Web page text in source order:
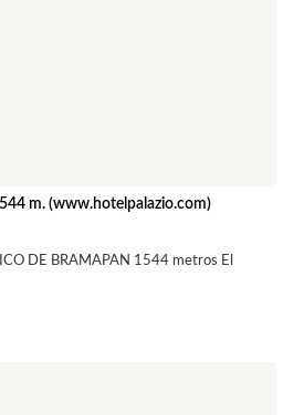
m. (www.hotelpalazio.com)
DE BRAMAPAN 1544 metros El